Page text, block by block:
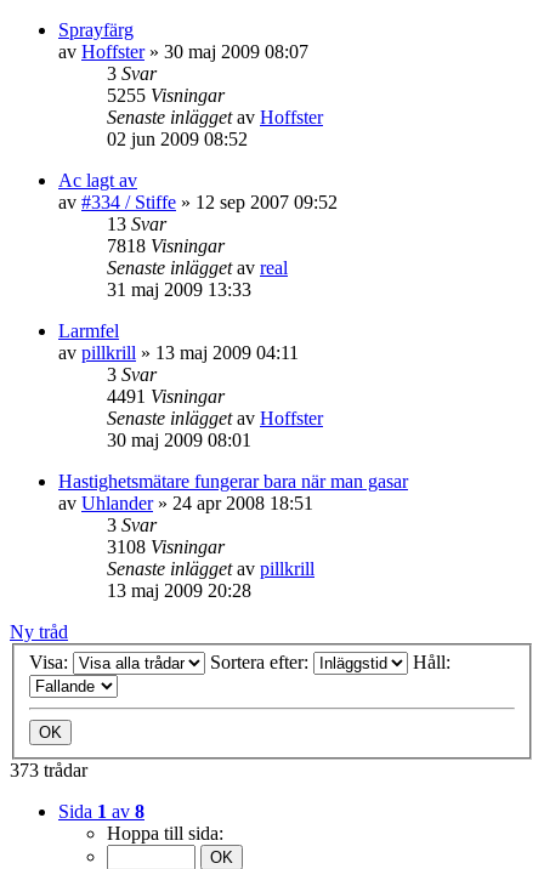
Sprayfärg
av Hoffster» 30 maj 2009 08:07
3 Svar
5255 Visningar
Senaste inläggetav Hoffster
02 jun 2009 08:52
Ac lagt av
av #334 / Stiffe » 12 sep 2007 09:52
13 Svar
7818 Visningar
Senaste inläggetav real
31 maj 2009 13:33
Larmfel
av pillkrill » 13 maj 2009 04:11
3 Svar
4491 Visningar
Senaste inläggetav Hoffster
30 maj 2009 08:01
Hastighetsmätare fungerar bara när man gasar
av Uhlander» 24 apr 2008 18:51
3 Svar
3108 Visningar
Senaste inläggetav pillkrill
13 maj 2009 20:28
Ny tråd
Visa:
Sortera efter: Håll:
373 trådar
Sida 1 av 8
Hoppa till sida: